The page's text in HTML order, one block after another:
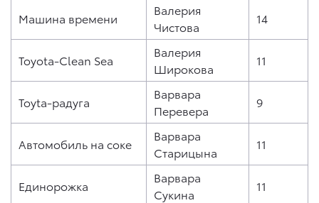
Машина времени
Валерия
Чистова
14
Toyota-Clean Sea
Валерия
Широкова
11
Toyta-радуга
Варвара
Перевера
9
Автомобиль на соке
Варвара
Старицына
11
Единорожка
Варвара
Сукина
11